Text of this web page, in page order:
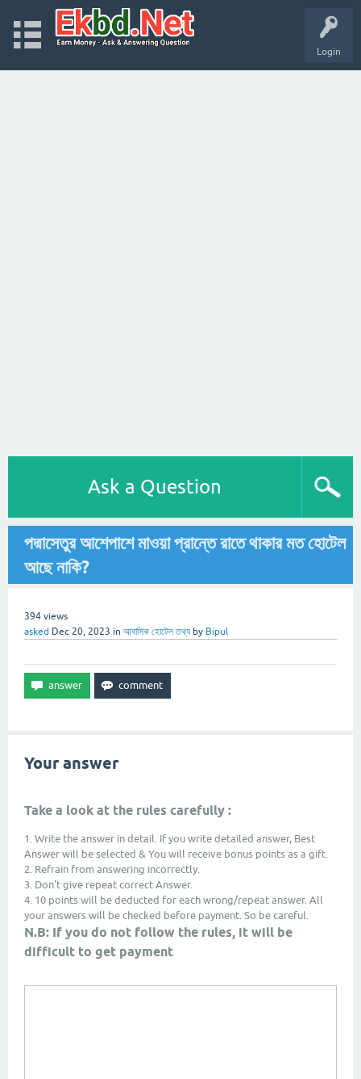
Login
Ask a Question
পদ্মাসেতুর আশেপাশে মাওয়া প্রান্তে রাতে থাকার মত হোটেল
আছে নাকি?
394 views
asked Dec 20, 2023 in আবাসিক হোটেল তথ্য by Bipul
Your answer
Take a look at the rules carefully :
1. Write the answer in detail. If you write detailed answer, Best
Answer will be selected & You will receive bonus points as a gift.
2. Refrain from answering incorrectly.
3. Don't give repeat correct Answer.
4. 10 points will be deducted for each wrong/repeat answer. All
your answers will be checked before payment. So be careful.
N.B: If you do not follow the rules, it will be
difficult to get payment